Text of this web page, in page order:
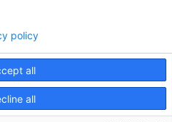
all
all
policy